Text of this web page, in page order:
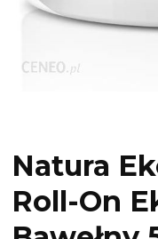
Natura
Roll-On